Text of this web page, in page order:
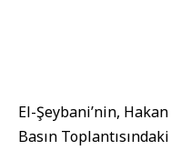
El-Şeybani’nin,
Basın